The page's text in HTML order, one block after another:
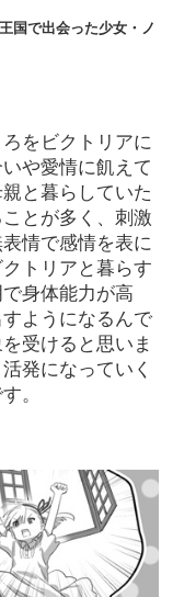
国で出会った少女・ノ
をビクトリアに
や愛情に飢えて
と暮らしていた
とが多く、刺激
情で感情を表に
トリアと暮らす
身体能力が高
ようになるんで
受けると思いま
発になっていく
。